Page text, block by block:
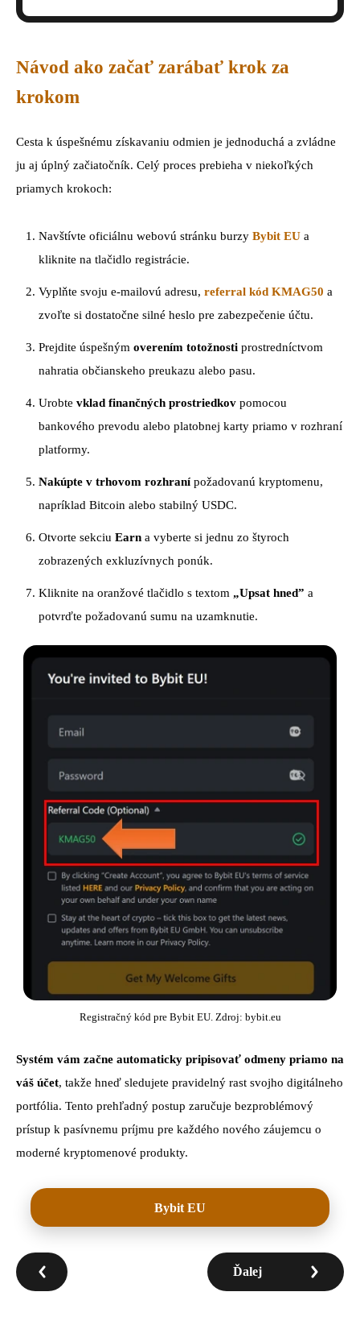
Návod ako začať zarábať krok za
krokom
Cesta k úspešnému získavaniu odmien je jednoduchá a zvládne
ju aj úplný začiatočník. Celý proces prebieha v niekoľkých
priamych krokoch:
Navštívte oficiálnu webovú stránku burzy Bybit EU a
kliknite na tlačidlo registrácie.
Vyplňte svoju e-mailovú adresu, referral kód KMAG50 a
zvoľte si dostatočne silné heslo pre zabezpečenie účtu.
Prejdite úspešným overením totožnosti prostredníctvom
nahratia občianskeho preukazu alebo pasu.
Urobte vklad finančných prostriedkov pomocou
bankového prevodu alebo platobnej karty priamo v rozhraní
platformy.
Nakúpte v trhovom rozhranípožadovanú kryptomenu,
napríklad Bitcoin alebo stabilný USDC.
Otvorte sekciu Earn a vyberte si jednu zo štyroch
zobrazených exkluzívnych ponúk.
Kliknite na oranžové tlačidlo s textom „Upsat hned” a
potvrďte požadovanú sumu na uzamknutie.
Registračný kód pre Bybit EU. Zdroj: bybit.eu
Systém vám začne automaticky pripisovať odmeny priamo na
váš účet, takže hneď sledujete pravidelný rast svojho digitálneho
portfólia. Tento prehľadný postup zaručuje bezproblémový
prístup k pasívnemu príjmu pre každého nového záujemcu o
moderné kryptomenové produkty.
Bybit EU
Ďalej